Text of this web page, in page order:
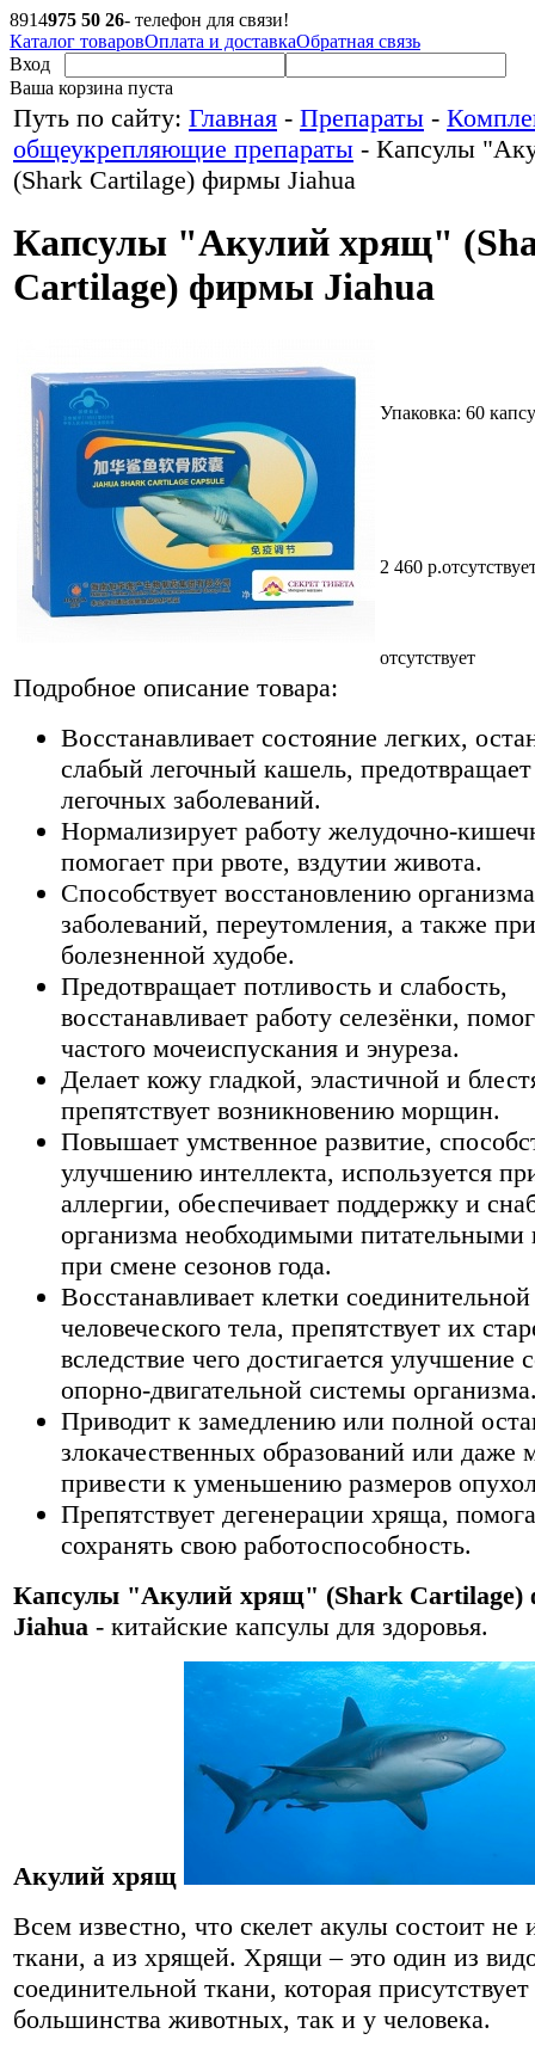
8914975 50 26- телефон для связи!
Каталог товаровОплата и доставкаОбратная связь
Вход
Ваша корзина пуста
Путь по сайту: Главная - Препараты -
общеукрепляющие препараты - Капсулы
(Shark Cartilage) фирмы Jiahua
Капсулы "Акулий хрящ"
Cartilage) фирмы Jiahua
Упаковка: 60
2 460 р.
отсутствует
Подробное описание товара:
Восстанавливает состояние легких,
слабый легочный кашель, предотвращает
легочных заболеваний.
Нормализирует работу желудочно-
помогает при рвоте, вздутии живота.
Способствует восстановлению
заболеваний, переутомления, а также при
болезненной худобе.
Предотвращает потливость и слабость,
восстанавливает работу селезёнки,
частого мочеиспускания и энуреза.
Делает кожу гладкой, эластичной и
препятствует возникновению морщин.
Повышает умственное развитие,
улучшению интеллекта, используется
аллергии, обеспечивает поддержку и
организма необходимыми питательными
при смене сезонов года.
Восстанавливает клетки
человеческого тела, препятствует их
вследствие чего достигается улучшение
опорно-двигательной системы
Приводит к замедлению или полной
злокачественных образований или даже
привести к уменьшению размеров
Препятствует дегенерации хряща,
сохранять свою работоспособность.
Капсулы "Акулий хрящ" (Shark
Jiahua - китайские капсулы для здоровья.
Акулий хрящ
Всем известно, что скелет акулы состоит не
ткани, а из хрящей. Хрящи – это один из
соединительной ткани, которая
большинства животных, так и у человека.